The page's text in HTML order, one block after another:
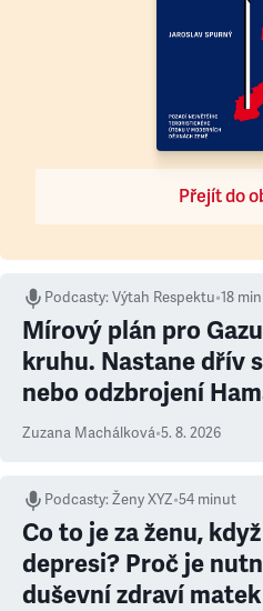
Přejít do
Podcasty:Výtah Respektu•18
Mírový plán pro
kruhu. Nastane dřív
nebo odzbrojení
Zuzana Machálková•5. 8. 2026
Podcasty:Ženy XYZ•54 minut
Co to je za ženu,
depresi? Proč je
duševní zdraví matek